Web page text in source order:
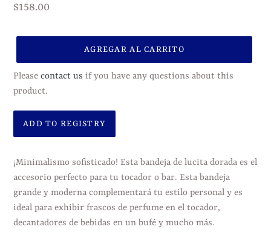
Precio
$158.00
AGREGAR AL CARRITO
Please contact us if you have any questions about this
product.
el
producto
a
tu
carrito
¡Minimalismo sofisticado! Esta bandeja de lucita dorada es el
accesorio perfecto para tu tocador o bar. Esta bandeja
grande y moderna complementará tu estilo personal y es
ideal para exhibir frascos de perfume en el tocador,
decantadores de bebidas en un bufé y mucho más.